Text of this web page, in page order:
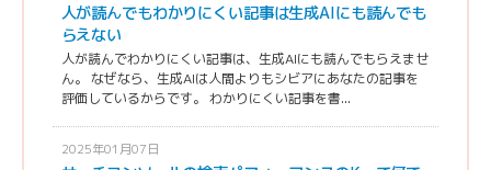
人が読んでもわかりにくい記事は生成AIにも読んでも
らえない
人が読んでわかりにくい記事は、生成AIにも読んでもらえませ
ん。 なぜなら、生成AIは人間よりもシビアにあなたの記事を
評価しているからです。 わかりにくい記事を書...
2025年01月07日